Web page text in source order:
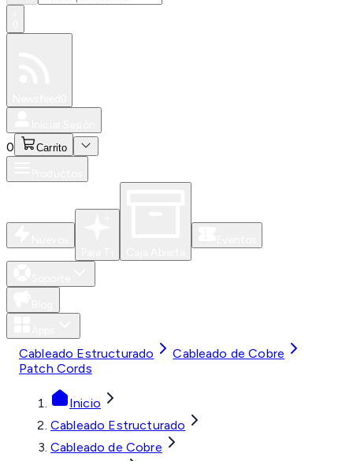
0 Carrito
Cableado Estructurado
Cableado de Cobre
Patch Cords
Inicio
Cableado Estructurado
Cableado de Cobre